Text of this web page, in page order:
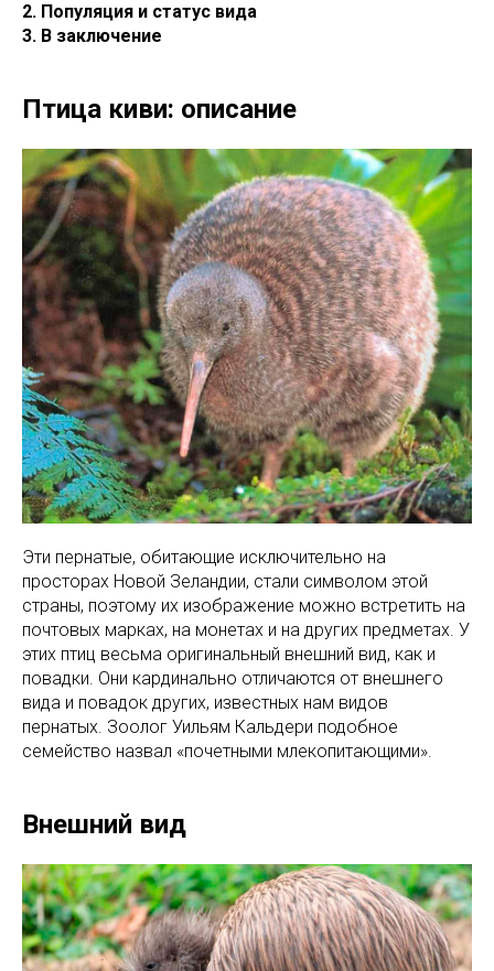
2. Популяция и статус вида
3. В заключение
Птица киви: описание
Эти пернатые, обитающие исключительно на
просторах Новой Зеландии, стали символом этой
страны, поэтому их изображение можно встретить на
почтовых марках, на монетах и на других предметах. У
этих птиц весьма оригинальный внешний вид, как и
повадки. Они кардинально отличаются от внешнего
вида и повадок других, известных нам видов
пернатых. Зоолог Уильям Кальдери подобное
семейство назвал «почетными млекопитающими».
Внешний вид